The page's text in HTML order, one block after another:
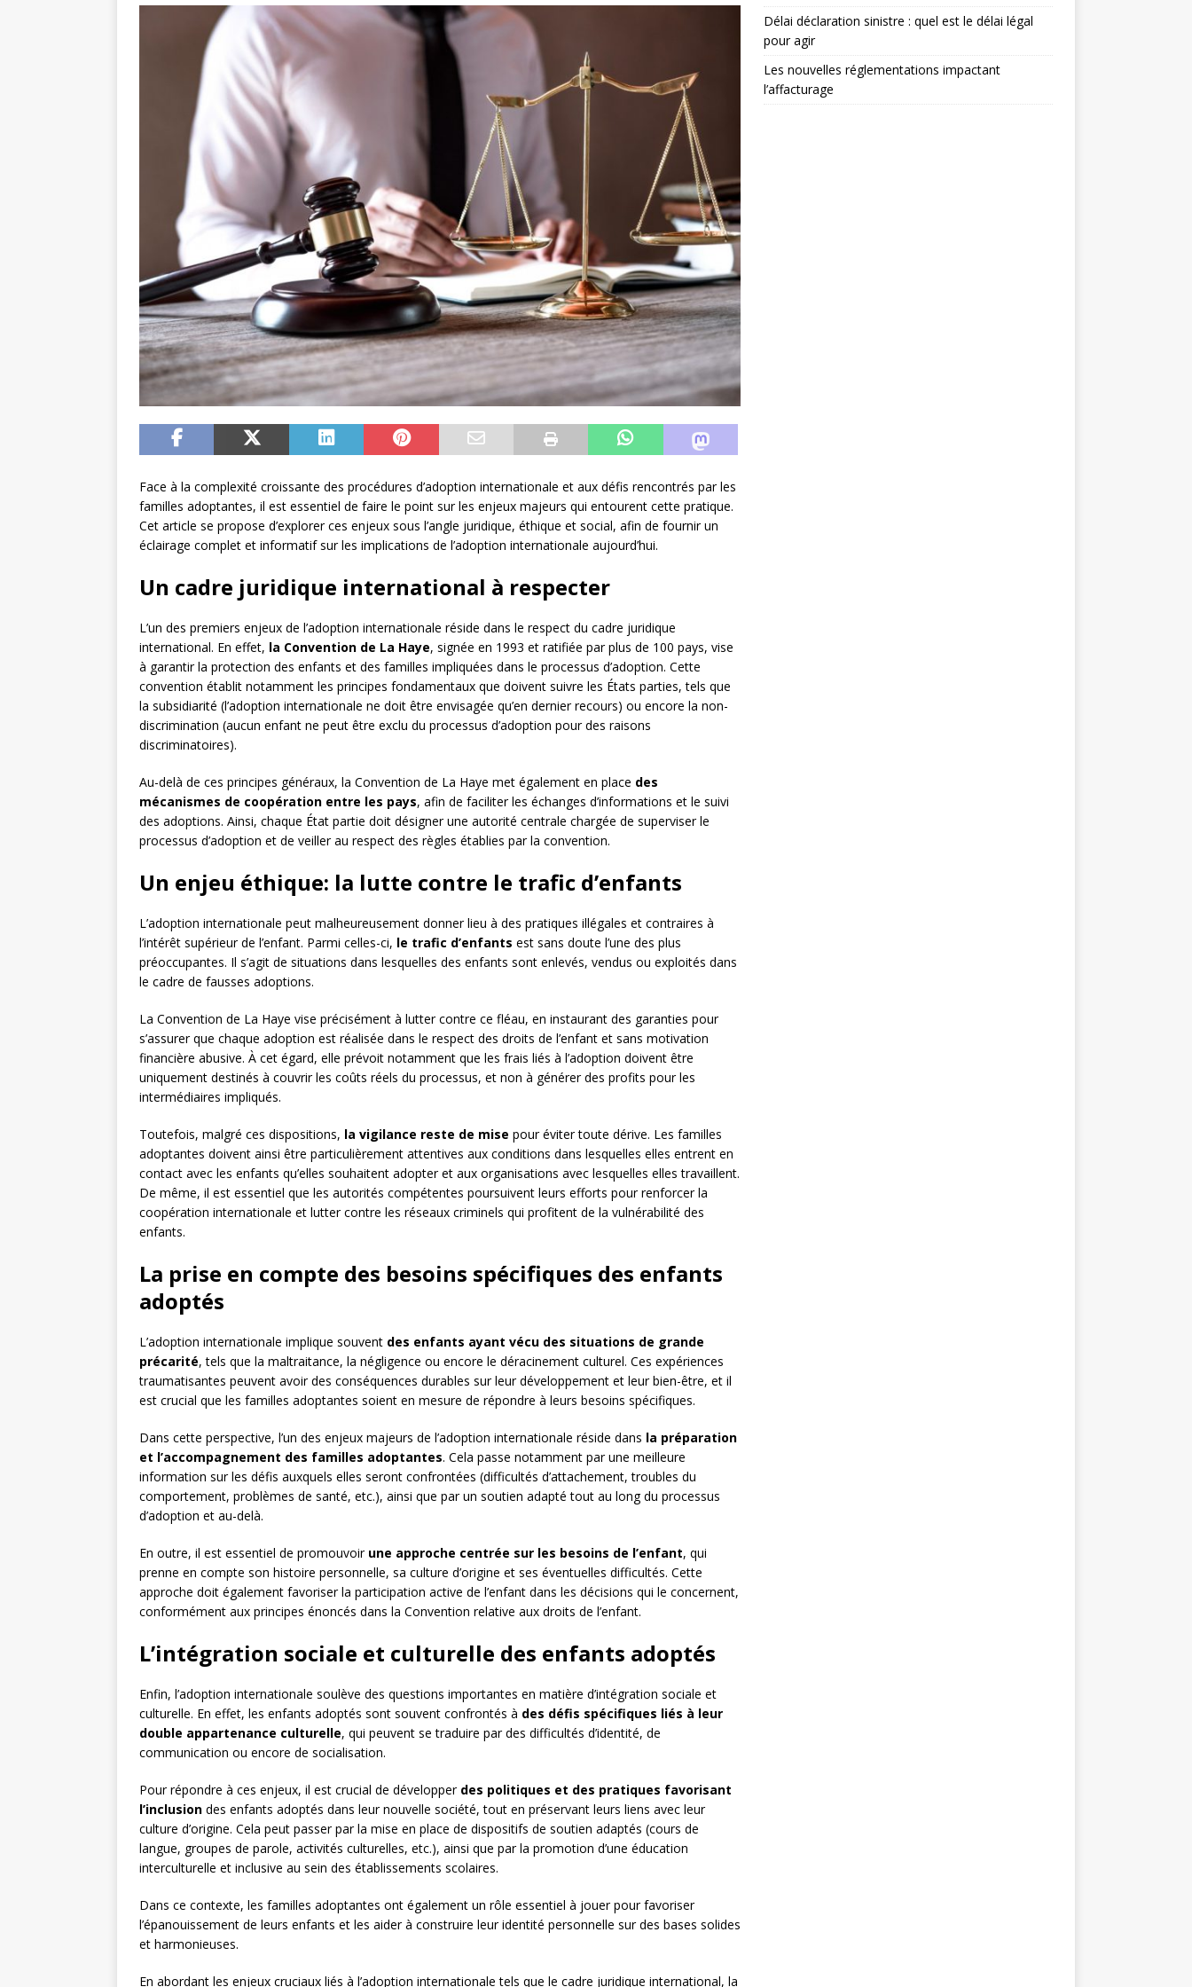
Face à la complexité croissante des procédures d’adoption internationale et aux défis rencontrés par les
familles adoptantes, il est essentiel de faire le point sur les enjeux majeurs qui entourent cette pratique.
Cet article se propose d’explorer ces enjeux sous l’angle juridique, éthique et social, afin de fournir un
éclairage complet et informatif sur les implications de l’adoption internationale aujourd’hui.
Un cadre juridique international à respecter
L’un des premiers enjeux de l’adoption internationale réside dans le respect du cadre juridique
international. En effet, la Convention de La Haye, signée en 1993 et ratifiée par plus de 100 pays, vise
à garantir la protection des enfants et des familles impliquées dans le processus d’adoption. Cette
convention établit notamment les principes fondamentaux que doivent suivre les États parties, tels que
la subsidiarité (l’adoption internationale ne doit être envisagée qu’en dernier recours) ou encore la non-
discrimination (aucun enfant ne peut être exclu du processus d’adoption pour des raisons
discriminatoires).
Au-delà de ces principes généraux, la Convention de La Haye met également en place des
mécanismes de coopération entre les pays, afin de faciliter les échanges d’informations et le suivi
des adoptions. Ainsi, chaque État partie doit désigner une autorité centrale chargée de superviser le
processus d’adoption et de veiller au respect des règles établies par la convention.
Un enjeu éthique: la lutte contre le trafic d’enfants
L’adoption internationale peut malheureusement donner lieu à des pratiques illégales et contraires à
l’intérêt supérieur de l’enfant. Parmi celles-ci, le trafic d’enfants est sans doute l’une des plus
préoccupantes. Il s’agit de situations dans lesquelles des enfants sont enlevés, vendus ou exploités dans
le cadre de fausses adoptions.
La Convention de La Haye vise précisément à lutter contre ce fléau, en instaurant des garanties pour
s’assurer que chaque adoption est réalisée dans le respect des droits de l’enfant et sans motivation
financière abusive. À cet égard, elle prévoit notamment que les frais liés à l’adoption doivent être
uniquement destinés à couvrir les coûts réels du processus, et non à générer des profits pour les
intermédiaires impliqués.
Toutefois, malgré ces dispositions, la vigilance reste de mise pour éviter toute dérive. Les familles
adoptantes doivent ainsi être particulièrement attentives aux conditions dans lesquelles elles entrent en
contact avec les enfants qu’elles souhaitent adopter et aux organisations avec lesquelles elles travaillent.
De même, il est essentiel que les autorités compétentes poursuivent leurs efforts pour renforcer la
coopération internationale et lutter contre les réseaux criminels qui profitent de la vulnérabilité des
enfants.
La prise en compte des besoins spécifiques des enfants
adoptés
L’adoption internationale implique souvent des enfants ayant vécu des situations de grande
précarité, tels que la maltraitance, la négligence ou encore le déracinement culturel. Ces expériences
traumatisantes peuvent avoir des conséquences durables sur leur développement et leur bien-être, et il
est crucial que les familles adoptantes soient en mesure de répondre à leurs besoins spécifiques.
Dans cette perspective, l’un des enjeux majeurs de l’adoption internationale réside dans la préparation
et l’accompagnement des familles adoptantes. Cela passe notamment par une meilleure
information sur les défis auxquels elles seront confrontées (difficultés d’attachement, troubles du
comportement, problèmes de santé, etc.), ainsi que par un soutien adapté tout au long du processus
d’adoption et au-delà.
En outre, il est essentiel de promouvoir une approche centrée sur les besoins de l’enfant, qui
prenne en compte son histoire personnelle, sa culture d’origine et ses éventuelles difficultés. Cette
approche doit également favoriser la participation active de l’enfant dans les décisions qui le concernent,
conformément aux principes énoncés dans la Convention relative aux droits de l’enfant.
L’intégration sociale et culturelle des enfants adoptés
Enfin, l’adoption internationale soulève des questions importantes en matière d’intégration sociale et
culturelle. En effet, les enfants adoptés sont souvent confrontés à des défis spécifiques liés à leur
double appartenance culturelle, qui peuvent se traduire par des difficultés d’identité, de
communication ou encore de socialisation.
Pour répondre à ces enjeux, il est crucial de développer des politiques et des pratiques favorisant
l’inclusion des enfants adoptés dans leur nouvelle société, tout en préservant leurs liens avec leur
culture d’origine. Cela peut passer par la mise en place de dispositifs de soutien adaptés (cours de
langue, groupes de parole, activités culturelles, etc.), ainsi que par la promotion d’une éducation
interculturelle et inclusive au sein des établissements scolaires.
Dans ce contexte, les familles adoptantes ont également un rôle essentiel à jouer pour favoriser
l’épanouissement de leurs enfants et les aider à construire leur identité personnelle sur des bases solides
et harmonieuses.
En abordant les enjeux cruciaux liés à l’adoption internationale tels que le cadre juridique international, la
Délai déclaration sinistre : quel est le délai légal
pour agir
Les nouvelles réglementations impactant
l’affacturage